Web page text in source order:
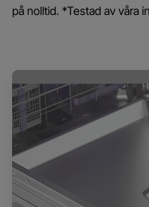
på nolltid. *Testad av våra